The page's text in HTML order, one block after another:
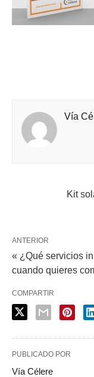
Vía
Kit
ANTERIOR
« ¿Qué servicios
cuando quieres
COMPARTIR
PUBLICADO POR
Vía Célere